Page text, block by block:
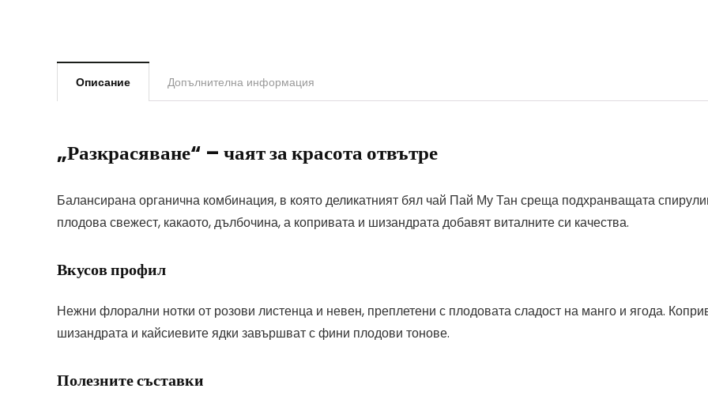
Описание Допълнителна информация
„Разкрасяване“ – чаят за красота отвътре
Балансирана органична комбинация, в която деликатният бял чай Пай Му Тан среща подхранващата
плодова свежест, какаото, дълбочина, а копривата и шизандрата добавят виталните си качества.
Вкусов профил
Нежни флорални нотки от розови листенца и невен, преплетени с плодовата сладост на манго и ягода.
шизандрата и кайсиевите ядки завършват с фини плодови тонове.
Полезните съставки